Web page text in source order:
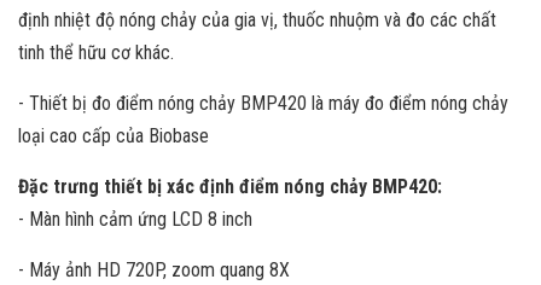
định nhiệt độ nóng chảy của gia vị, thuốc nhuộm và đo các chất
tinh thể hữu cơ khác.
- Thiết bị đo điểm nóng chảy BMP420 là máy đo điểm nóng chảy
loại cao cấp của Biobase
Đặc trưng thiết bị xác định điểm nóng chảy BMP420:
- Màn hình cảm ứng LCD 8 inch
- Máy ảnh HD 720P, zoom quang 8X